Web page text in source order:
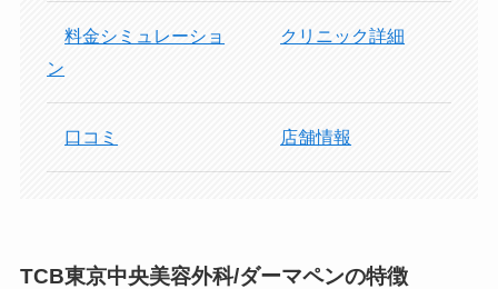
料金シミュレーショ
ン
クリニック詳細
口コミ 店舗情報
TCB東京中央美容外科/ダーマペンの特徴